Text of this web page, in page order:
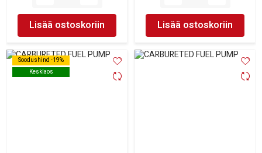
Lisää ostoskoriin Lisää ostoskoriin
Soodushind -19%
Kesklaos
Soodushind -19%
Kesklaos